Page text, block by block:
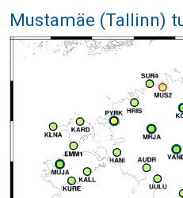
Mustamäe (Tallinn)